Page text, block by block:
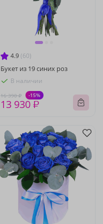
4.9 (60)
Букет из 19 синих роз
В наличии
16 390 ₽ -15%
13 930 ₽